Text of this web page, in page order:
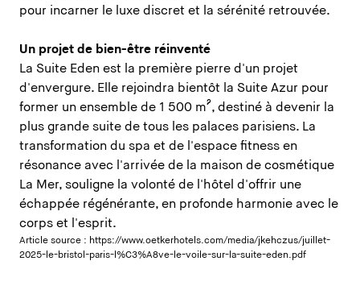
pour incarner le luxe discret et la sérénité retrouvée.
Un projet de bien-être réinventé
La Suite Eden est la première pierre d'un projet
d'envergure. Elle rejoindra bientôt la Suite Azur pour
former un ensemble de 1 500 m², destiné à devenir la
plus grande suite de tous les palaces parisiens. La
transformation du spa et de l'espace fitness en
résonance avec l'arrivée de la maison de cosmétique
La Mer, souligne la volonté de l'hôtel d'offrir une
échappée régénérante, en profonde harmonie avec le
corps et l'esprit.
Article source : https://www.oetkerhotels.com/media/jkehczus/juillet-
2025-le-bristol-paris-l%C3%A8ve-le-voile-sur-la-suite-eden.pdf